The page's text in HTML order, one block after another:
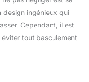
facilement
ce parasol de
quelques
du
design ingénieux qui
Cependant, il est
tout basculement